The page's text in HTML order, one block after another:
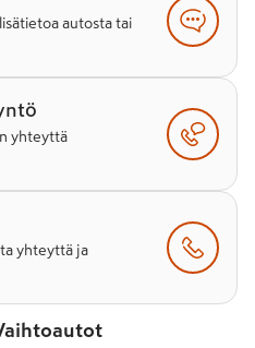
autosta tai
yhteyttä
yhteyttä ja